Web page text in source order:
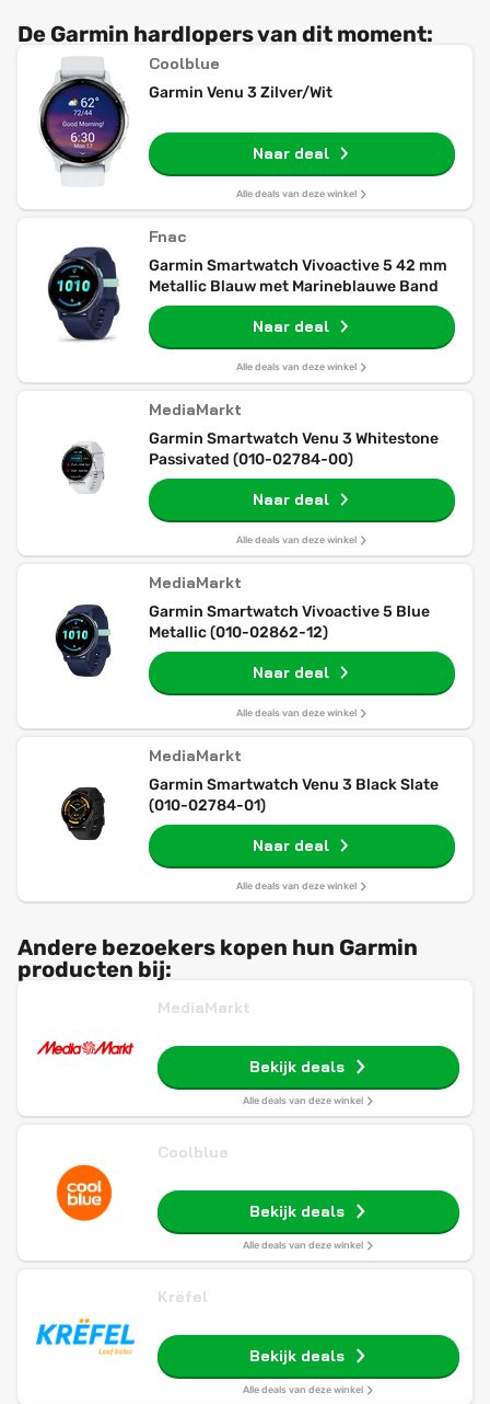
De Garmin hardlopers van dit moment:
Coolblue
Garmin Venu 3 Zilver/Wit
Naar deal
Alle deals van deze winkel
Fnac
Garmin Smartwatch Vivoactive 5 42 mm
Metallic Blauw met Marineblauwe Band
Naar deal
Alle deals van deze winkel
MediaMarkt
Garmin Smartwatch Venu 3 Whitestone
Passivated (010-02784-00)
Naar deal
Alle deals van deze winkel
MediaMarkt
Garmin Smartwatch Vivoactive 5 Blue
Metallic (010-02862-12)
Naar deal
Alle deals van deze winkel
MediaMarkt
Garmin Smartwatch Venu 3 Black Slate
(010-02784-01)
Naar deal
Alle deals van deze winkel
Andere bezoekers kopen hun Garmin
producten bij:
MediaMarkt
Bekijk deals
Alle deals van deze winkel
Coolblue
Bekijk deals
Alle deals van deze winkel
Krëfel
Bekijk deals
Alle deals van deze winkel